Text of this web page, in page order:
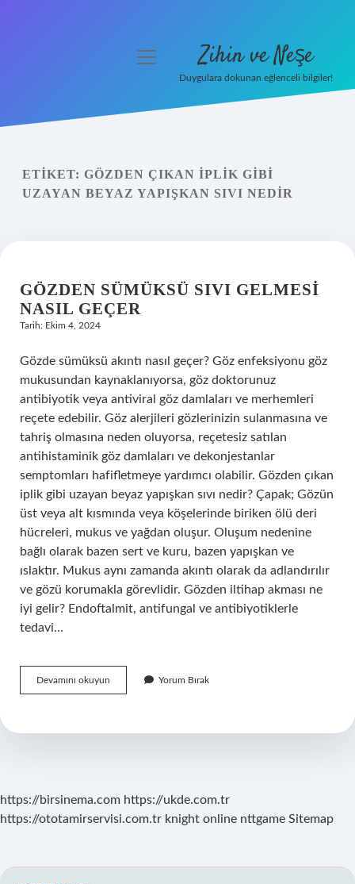
Yasal Uyarı
menüyü
Zihin ve Neşe
Duygulara dokunan eğlenceli bilgiler!
ETIKET: GÖZDEN ÇIKAN IPLIK GIBI
UZAYAN BEYAZ YAPIŞKAN SIVI NEDIR
GÖZDEN SÜMÜKSÜ SIVI GELMESI
NASIL GEÇER
Tarih: Ekim 4, 2024
Gözde sümüksü akıntı nasıl geçer? Göz enfeksiyonu göz
mukusundan kaynaklanıyorsa, göz doktorunuz
antibiyotik veya antiviral göz damlaları ve merhemleri
reçete edebilir. Göz alerjileri gözlerinizin sulanmasına ve
tahriş olmasına neden oluyorsa, reçetesiz satılan
antihistaminik göz damlaları ve dekonjestanlar
semptomları hafifletmeye yardımcı olabilir. Gözden çıkan
iplik gibi uzayan beyaz yapışkan sıvı nedir? Çapak; Gözün
üst veya alt kısmında veya köşelerinde biriken ölü deri
hücreleri, mukus ve yağdan oluşur. Oluşum nedenine
bağlı olarak bazen sert ve kuru, bazen yapışkan ve
ıslaktır. Mukus aynı zamanda akıntı olarak da adlandırılır
ve gözü korumakla görevlidir. Gözden iltihap akması ne
iyi gelir? Endoftalmit, antifungal ve antibiyotiklerle
tedavi…
Devamını okuyun
Sümüksü
Nasıl
Yorum Bırak
https://birsinema.com https://ukde.com.tr
https://ototamirservisi.com.tr knight online nttgame Sitemap